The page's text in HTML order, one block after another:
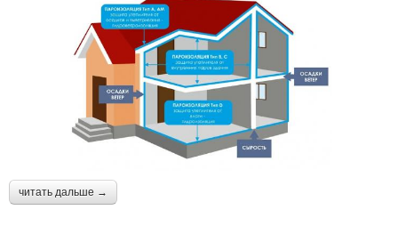
читать дальше →